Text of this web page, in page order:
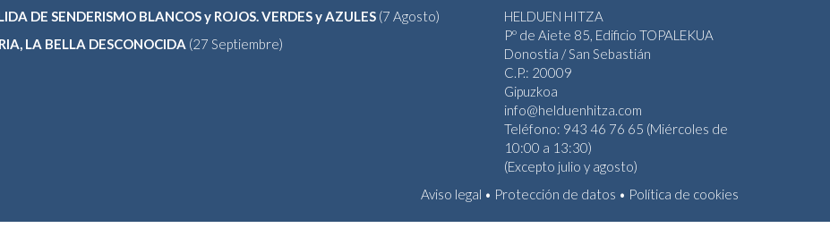
DE SENDERISMO BLANCOS y ROJOS. VERDES y AZULES(7 Agosto)
LA BELLA DESCONOCIDA (27 Septiembre)
HELDUEN HITZA
Pº de Aiete 85, Edificio TOPALEKUA
Donostia / San Sebastián
C.P.: 20009
Gipuzkoa
info@helduenhitza.com
Teléfono: 943 46 76 65 (Miércoles de
10:00 a 13:30)
(Excepto julio y agosto)
Aviso legal • Protección de datos • Política de cookies